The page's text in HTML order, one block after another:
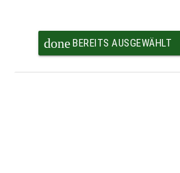
doneBEREITS AUSGEWÄHLT